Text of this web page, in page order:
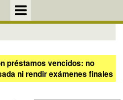
préstamos vencidos: no
ni rendir exámenes finales